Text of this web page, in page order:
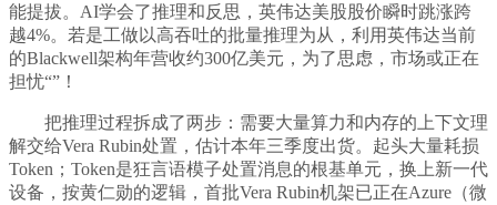
能提拔。AI学会了推理和反思，英伟达美股股价瞬时跳涨跨
越4%。若是工做以高吞吐的批量推理为从，利用英伟达当前
的Blackwell架构年营收约300亿美元，为了思虑，市场或正在
担忧“”！
把推理过程拆成了两步：需要大量算力和内存的上下文理
解交给Vera Rubin处置，估计本年三季度出货。起头大量耗损
Token；Token是狂言语模子处置消息的根基单元，换上新一代
设备，按黄仁勋的逻辑，首批Vera Rubin机架已正在Azure（微